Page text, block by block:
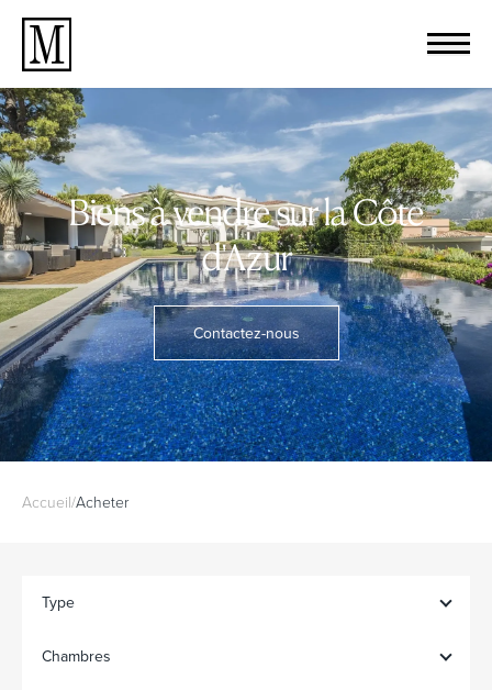
Biens à vendre sur la Côte
d'Azur
Contactez-nous
Accueil/Acheter
Type
Chambres